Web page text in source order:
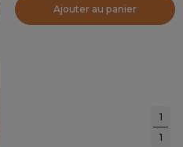
1
1
Ajouter au panier